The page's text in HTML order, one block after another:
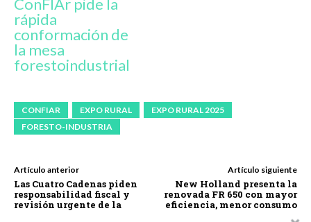
rápida
conformación de
la mesa
forestoindustrial
CONFIAR EXPO RURAL
EXPO RURAL 2025
FORESTO-INDUSTRIA
Artículo anterior
Las Cuatro Cadenas piden
responsabilidad fiscal y
revisión urgente de la
Artículo siguiente
New Holland presenta la
renovada FR 650 con mayor
eficiencia, menor consumo